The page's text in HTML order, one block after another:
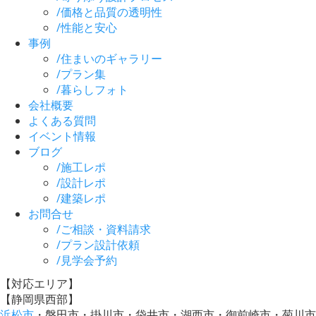
/価格と品質の透明性
/性能と安心
事例
/住まいのギャラリー
/プラン集
/暮らしフォト
会社概要
よくある質問
イベント情報
ブログ
/施工レポ
/設計レポ
/建築レポ
お問合せ
/ご相談・資料請求
/プラン設計依頼
/見学会予約
【対応エリア】
【静岡県西部】